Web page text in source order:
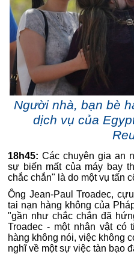
Người nhà, bạn bè
dịch vụ của
18h45: Các chuyên gia an
sự biến mất của máy bay
chắc chắn" là do một vụ tấn
Ông Jean-Paul Troadec,
tai nạn hàng không của
"gần như chắc chắn đã
Troadec - một nhân vật có
hàng không nói, việc không
nghĩ về một sự việc tàn bạo